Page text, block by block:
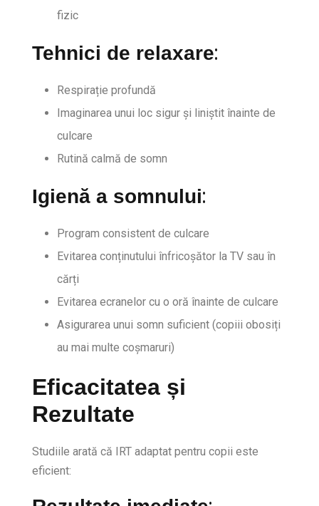
fizic
Tehnici de relaxare:
Respirație profundă
Imaginarea unui loc sigur și liniștit înainte de
culcare
Rutină calmă de somn
Igienă a somnului:
Program consistent de culcare
Evitarea conținutului înfricoșător la TV sau în
cărți
Evitarea ecranelor cu o oră înainte de culcare
Asigurarea unui somn suficient (copiii obosiți
au mai multe coșmaruri)
Eficacitatea și
Rezultate
Studiile arată că IRT adaptat pentru copii este
eficient: